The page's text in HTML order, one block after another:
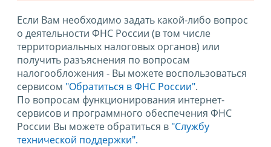
Если Вам необходимо задать какой-либо вопрос
о деятельности ФНС России (в том числе
территориальных налоговых органов) или
получить разъяснения по вопросам
налогообложения - Вы можете воспользоваться
сервисом "Обратиться в ФНС России".
По вопросам функционирования интернет-
сервисов и программного обеспечения ФНС
России Вы можете обратиться в "Службу
технической поддержки".